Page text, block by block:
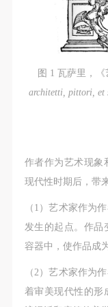
图 1 瓦萨里，
architetti, pittori, et
作者作为艺术现象
现代性时期后，带
（1）艺术家作为
发生的起点。作品
容器中，使作品成
（2）艺术家作为
着审美现代性的形